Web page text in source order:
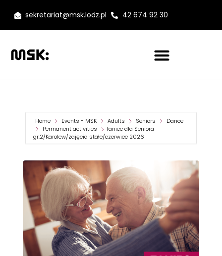
sekretariat@msk.lodz.pl 42 674 92 30
Home Events - MSK Adults Seniors
Dance
Permanent activities
Taniec dla Seniora
gr.2/Karolew/zajęcia stałe/czerwiec 2026